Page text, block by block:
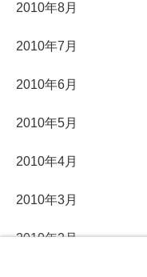
2010年8月
2010年7月
2010年6月
2010年5月
2010年4月
2010年3月
2010年2月